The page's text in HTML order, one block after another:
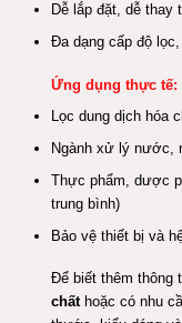
Dễ lắp đặt, dễ thay
Đa dạng cấp độ
Ứng dụng thực tế:
Lọc dung dịch hóa
Ngành xử lý nước,
Thực phẩm, dược
trung bình)
Bảo vệ thiết bị và
Để biết thêm thông
chất hoặc có nhu